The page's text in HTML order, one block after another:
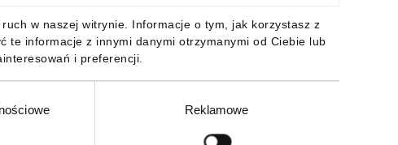
w naszej witrynie. Informacje o tym, jak korzystasz z
te informacje z innymi danymi otrzymanymi od Ciebie lub
i preferencji.
Reklamowe
12,43 zł brutto
/bębnowy/
13,88 złbrutto